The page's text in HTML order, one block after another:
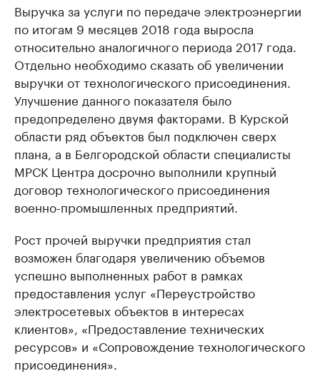
Выручка за услуги по передаче электроэнергии
по итогам 9 месяцев 2018 года выросла
относительно аналогичного периода 2017 года.
Отдельно необходимо сказать об увеличении
выручки от технологического присоединения.
Улучшение данного показателя было
предопределено двумя факторами. В Курской
области ряд объектов был подключен сверх
плана, а в Белгородской области специалисты
МРСК Центра досрочно выполнили крупный
договор технологического присоединения
военно-промышленных предприятий.
Рост прочей выручки предприятия стал
возможен благодаря увеличению объемов
успешно выполненных работ в рамках
предоставления услуг «Переустройство
электросетевых объектов в интересах
клиентов», «Предоставление технических
ресурсов» и «Сопровождение технологического
присоединения».